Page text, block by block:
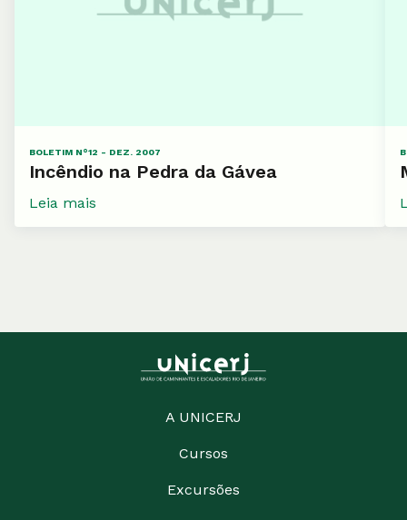
BOLETIM N°12 - DEZ. 2007
Incêndio na Pedra da Gávea
Leia mais
A UNICERJ
Cursos
Excursões